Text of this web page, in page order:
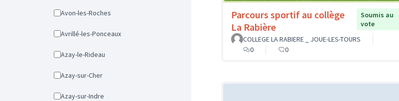
Avon-les-Roches
Avrillé-les-Ponceaux
Azay-le-Rideau
Azay-sur-Cher
Azay-sur-Indre
Parcours sportif au collège
La Rabière
Soumis au
vote
COLLEGE LA RABIERE _ JOUE-LES-TOURS
0
0